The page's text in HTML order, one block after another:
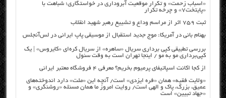
«اسباب زحمت» و تکرار موقعیت آبروداری در خواستگاری؛ شباهت با
«پایتخت۷» و چرخه تکرار
ثبت ۷۵۹ اثر از مراسم وداع و تشییع رهبر شهید انقلاب
بهنام بانی در آمریکا: موج جدید استقبال از موسیقی پاپ ایرانی در لس‌آنجلس
بررسی تطبیقی کپی برداری سریال «ساهره» از سریال کره‌ای «کایروس» | یک
کپی‌برداری مو به مو / اینجا تهران است به وقت سئول
از کجا اکانت اسپاتیفای پرمیوم بخریم؟ معرفی ۴ فروشگاه معتبر ایرانی
«ولایت فقیه» همان «فره ایزدی» است/ آنچه این «ملت» دارد اندوخته‌های
عمیق، بزرگ، پاک و الهی است/ روایت امروز ما همان مسئله «روشنگری» و
«جهاد تبیین» است